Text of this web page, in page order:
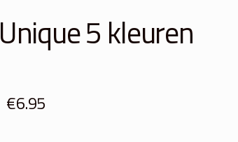
5 kleuren
€6.95